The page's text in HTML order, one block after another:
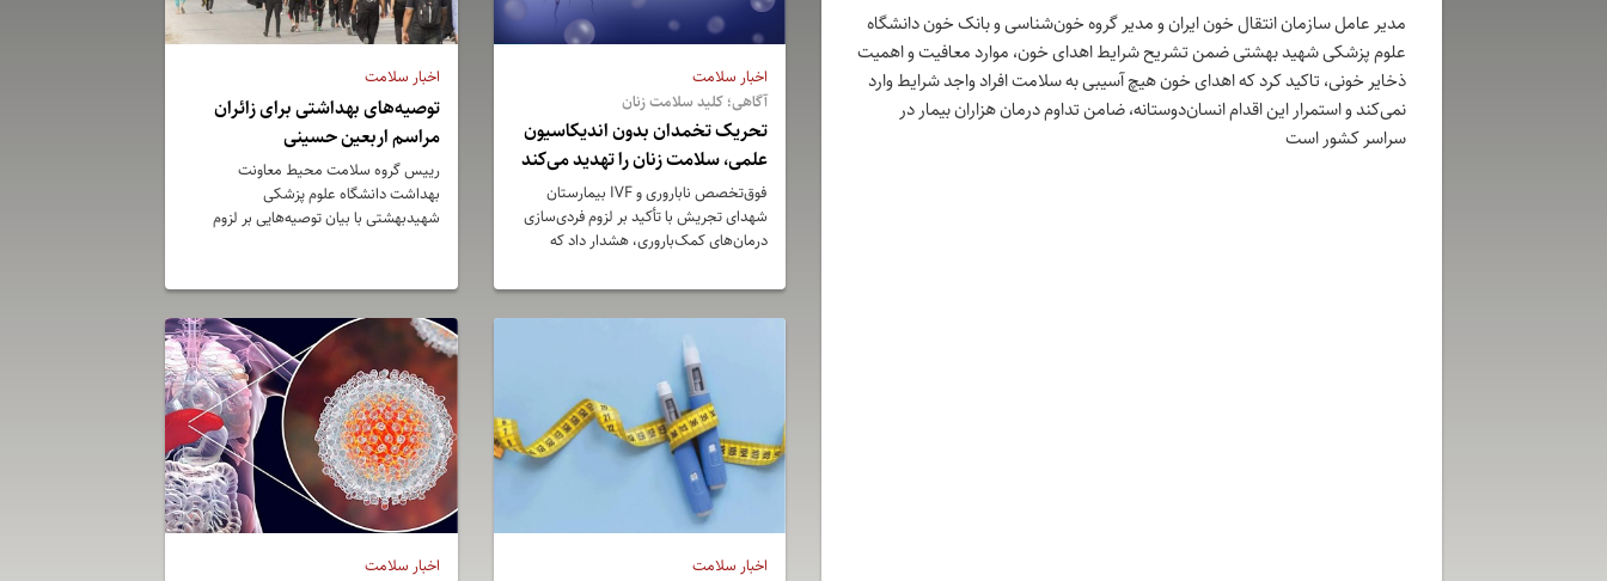
مدیر عامل سازمان انتقال خون ایران و مدیر گروه خون‌شناسی و بانک خون دانشگاه
علوم پزشکی شهید بهشتی ضمن تشریح شرایط اهدای خون، موارد معافیت و اهمیت
ذخایر خونی، تاکید کرد که اهدای خون هیچ آسیبی به سلامت افراد واجد شرایط وارد
نمی‌کند و استمرار این اقدام انسان‌دوستانه، ضامن تداوم درمان هزاران بیمار در
سراسر کشور است
اخبار سلامت
آگاهی؛ کلید سلامت زنان
تحریک تخمدان بدون اندیکاسیون
علمی، سلامت زنان را تهدید می‌کند
فوق‌تخصص ناباروری و IVF بیمارستان
شهدای تجریش با تأکید بر لزوم فردی‌سازی
درمان‌های کمک‌باروری، هشدار داد که
ارزیابی‌های دقیق پزشکی انجام شود، زیرا
تجویز غیراستاندارد داروهای هورمونی
مخاطرات جدی را به همراه داشته باشد.
اخبار سلامت
توصیه‌های بهداشتی برای زائران
مراسم اربعین حسینی
رییس گروه سلامت محیط معاونت
بهداشت دانشگاه علوم پزشکی
شهیدبهشتی با بیان توصیه‌هایی بر لزوم
اسکان زائران در مراسم پیاده‌روی اربعین
تاکید کرد.
اخبار سلامت اخبار سلامت